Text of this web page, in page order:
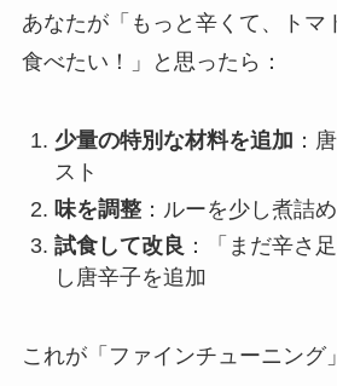
あなたが「もっと辛くて、トマ
食べたい！」と思ったら：
少量の特別な材料を追加 ：
スト
味を調整：ルーを少し煮詰
試食して改良 ：「まだ辛さ
し唐辛子を追加
これが「ファインチューニング